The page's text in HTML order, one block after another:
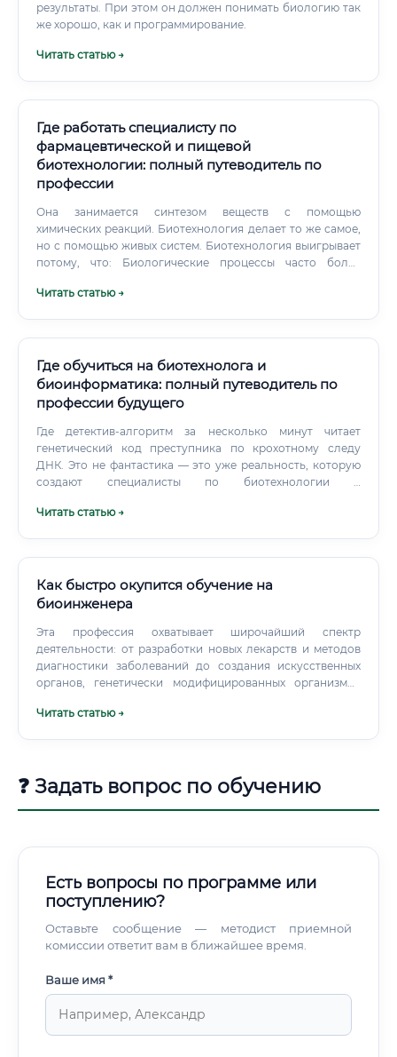
результаты. При этом он должен понимать биологию так
же хорошо, как и программирование.
Читать статью →
Где работать специалисту по
фармацевтической и пищевой
биотехнологии: полный путеводитель по
профессии
Она занимается синтезом веществ с помощью
химических реакций. Биотехнология делает то же самое,
но с помощью живых систем. Биотехнология выигрывает
потому, что: Биологические процессы часто более
нередко проще в синтезе и дешевле в производстве
Биотехнология vs Фармация Фармация — это
преимущественно работа с готовыми препаратами: их
изготовление, отпуск, контроль.
Читать статью →
Где обучиться на биотехнолога и
биоинформатика: полный путеводитель по
профессии будущего
Где детектив-алгоритм за несколько минут читает
генетический код преступника по крохотному следу
ДНК. Это не фантастика — это уже реальность, которую
создают специалисты по биотехнологии и
Читать статью →
Как быстро окупится обучение на
биоинженера
Эта профессия охватывает широчайший спектр
деятельности: от разработки новых лекарств и методов
диагностики заболеваний до создания искусственных
органов, генетически модифицированных организмов
Биоинженеры работают с клетками, тканями, белками и
Читать статью →
❓ Задать вопрос по обучению
Есть вопросы по программе или
поступлению?
Оставьте сообщение — методист приемной
комиссии ответит вам в ближайшее время.
Ваше имя *